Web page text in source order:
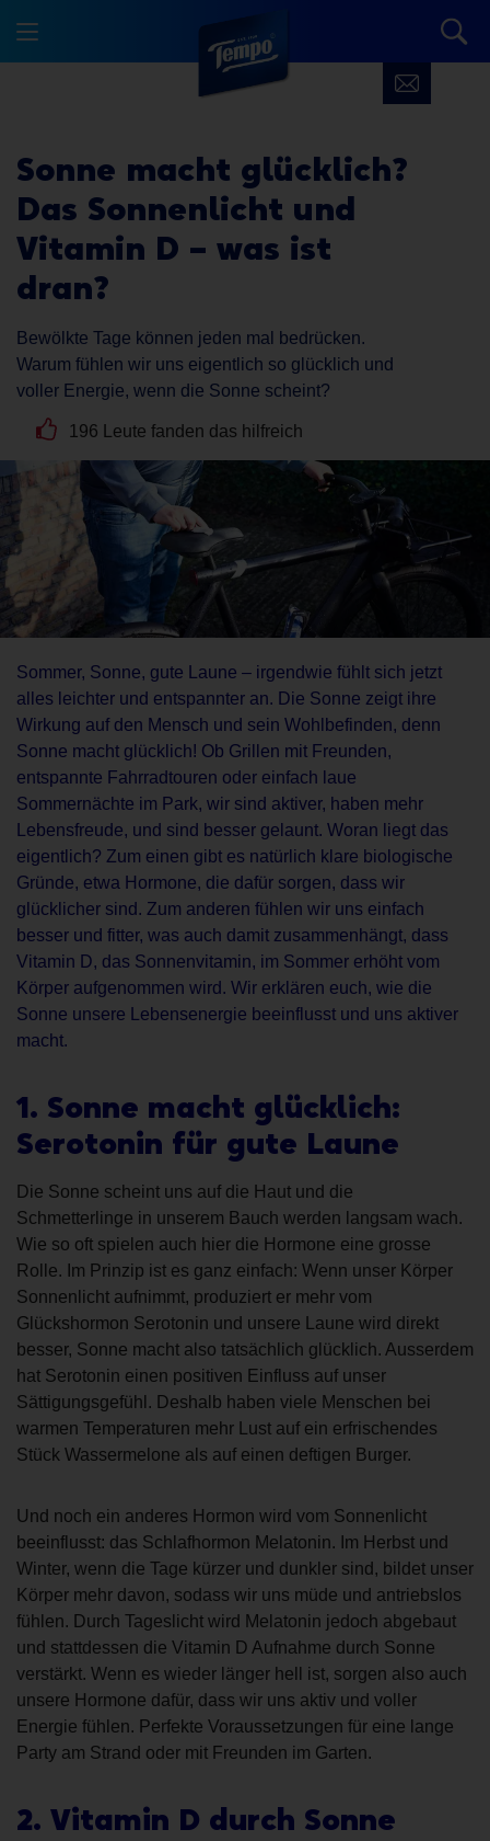
Sonne macht glücklich?
Das Sonnenlicht und
Vitamin D – was ist
dran?
Bewölkte Tage können jeden mal bedrücken.
Warum fühlen wir uns eigentlich so glücklich und
voller Energie, wenn die Sonne scheint?
196 Leute fanden das hilfreich
Sommer, Sonne, gute Laune – irgendwie fühlt sich jetzt
alles leichter und entspannter an. Die Sonne zeigt ihre
Wirkung auf den Mensch und sein Wohlbefinden, denn
Sonne macht glücklich! Ob Grillen mit Freunden,
entspannte Fahrradtouren oder einfach laue
Sommernächte im Park, wir sind aktiver, haben mehr
Lebensfreude, und sind besser gelaunt. Woran liegt das
eigentlich? Zum einen gibt es natürlich klare biologische
Gründe, etwa Hormone, die dafür sorgen, dass wir
glücklicher sind. Zum anderen fühlen wir uns einfach
besser und fitter, was auch damit zusammenhängt, dass
Vitamin D, das Sonnenvitamin, im Sommer erhöht vom
Körper aufgenommen wird. Wir erklären euch, wie die
Sonne unsere Lebensenergie beeinflusst und uns aktiver
macht.
1. Sonne macht glücklich:
Serotonin für gute Laune
Die Sonne scheint uns auf die Haut und die
Schmetterlinge in unserem Bauch werden langsam wach.
Wie so oft spielen auch hier die Hormone eine grosse
Rolle. Im Prinzip ist es ganz einfach: Wenn unser Körper
Sonnenlicht aufnimmt, produziert er mehr vom
Glückshormon Serotonin und unsere Laune wird direkt
besser, Sonne macht also tatsächlich glücklich. Ausserdem
hat Serotonin einen positiven Einfluss auf unser
Sättigungsgefühl. Deshalb haben viele Menschen bei
warmen Temperaturen mehr Lust auf ein erfrischendes
Stück Wassermelone als auf einen deftigen Burger.
Und noch ein anderes Hormon wird vom Sonnenlicht
beeinflusst: das Schlafhormon Melatonin. Im Herbst und
Winter, wenn die Tage kürzer und dunkler sind, bildet unser
Körper mehr davon, sodass wir uns müde und antriebslos
fühlen. Durch Tageslicht wird Melatonin jedoch abgebaut
und stattdessen die Vitamin D Aufnahme durch Sonne
verstärkt. Wenn es wieder länger hell ist, sorgen also auch
unsere Hormone dafür, dass wir uns aktiv und voller
Energie fühlen. Perfekte Voraussetzungen für eine lange
Party am Strand oder mit Freunden im Garten.
2. Vitamin D durch Sonne